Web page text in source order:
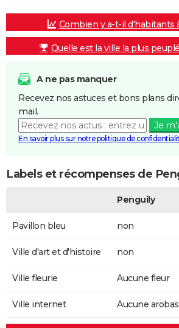
Combien y a-t-il d'habitants
Quelle est la ville la plus
A ne pas manquer
Recevez nos astuces et bons plans
mail.
Je
En savoir plus sur notre politique de
Labels et récompenses de
Penguily
Pavillon bleu non
Ville d'art et d'histoire non
Ville fleurie Aucune fleur
Ville internet Aucune